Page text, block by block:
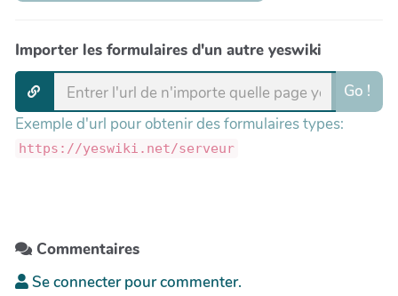
Importer les formulaires d'un autre yeswiki
Go !
Exemple d'url pour obtenir des formulaires types:
https://yeswiki.net/serveur
Commentaires
Se connecter pour commenter.